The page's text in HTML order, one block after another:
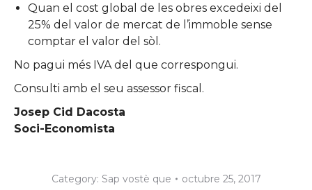
Quan el cost global de les obres excedeixi del
25% del valor de mercat de l’immoble sense
comptar el valor del sòl.
No pagui més IVA del que correspongui.
Consulti amb el seu assessor fiscal.
Josep Cid Dacosta
Soci-Economista
Category: Sap vostè que octubre 25, 2017